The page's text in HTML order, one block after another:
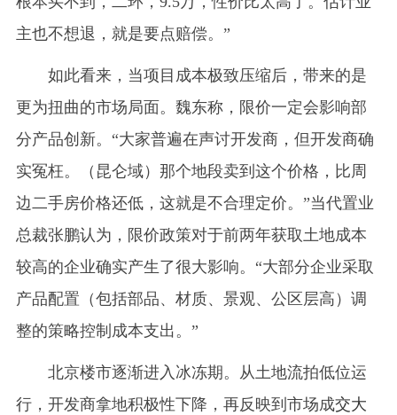
主也不想退，就是要点赔偿。”
如此看来，当项目成本极致压缩后，带来的是
更为扭曲的市场局面。魏东称，限价一定会影响部
分产品创新。“大家普遍在声讨开发商，但开发商确
实冤枉。（昆仑域）那个地段卖到这个价格，比周
边二手房价格还低，这就是不合理定价。”当代置业
总裁张鹏认为，限价政策对于前两年获取土地成本
较高的企业确实产生了很大影响。“大部分企业采取
产品配置（包括部品、材质、景观、公区层高）调
整的策略控制成本支出。”
北京楼市逐渐进入冰冻期。从土地流拍低位运
行，开发商拿地积极性下降，再反映到市场成交大